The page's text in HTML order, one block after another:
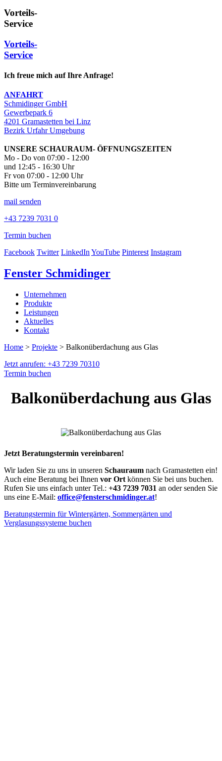
Vorteils-
Service
Vorteils-
Service
Ich freue mich auf Ihre Anfrage!
ANFAHRT
Schmidinger GmbH
Gewerbepark 6
4201 Gramastetten bei Linz
Bezirk Urfahr Umgebung
UNSERE SCHAURAUM- ÖFFNUNGSZEITEN
Mo - Do von 07:00 - 12:00
und 12:45 - 16:30 Uhr
Fr von 07:00 - 12:00 Uhr
Bitte um Terminvereinbarung
mail senden
+43 7239 7031 0
Termin buchen
Facebook Twitter LinkedInYouTube Pinterest Instagram
Fenster Schmidinger
Unternehmen
Produkte
Leistungen
Aktuelles
Kontakt
Home > Projekte > Balkonüberdachung aus Glas
Jetzt anrufen: +43 7239 70310
Termin buchen
Balkonüberdachung aus Glas
Jetzt Beratungstermin vereinbaren!
Wir laden Sie zu uns in unseren Schauraum nach Gramastetten ein!
Auch eine Beratung bei Ihnen vor Ort können Sie bei uns buchen.
Rufen Sie uns einfach unter Tel.: +43 7239 7031 an oder senden Sie
uns eine E-Mail: office@fensterschmidinger.at!
Beratungstermin für Wintergärten, Sommergärten und
Verglasungssysteme buchen